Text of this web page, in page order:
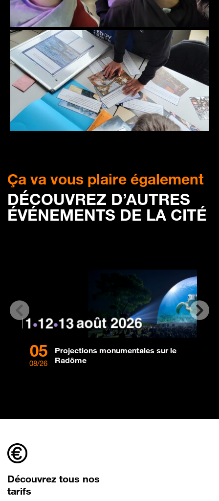
Ça va vous plaire également
DÉCOUVREZ D’AUTRES
ÉVÉNEMENTS DE LA CITÉ
05
08/26
Projections monumentales sur le
Radôme
Découvrez tous nos
tarifs